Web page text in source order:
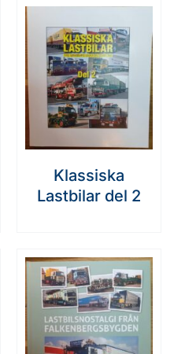
Klassiska
Lastbilar del 2